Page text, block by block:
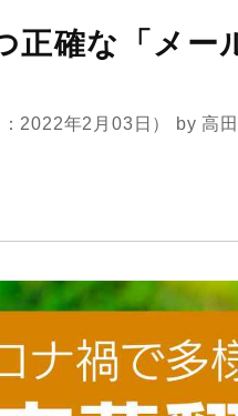
正確な「メー
：2022年2月03日） by高田